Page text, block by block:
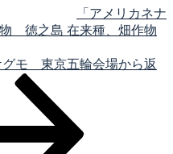
「アメリカネナ
徳之島 在来種、畑作物
グモ 東京五輪会場から返